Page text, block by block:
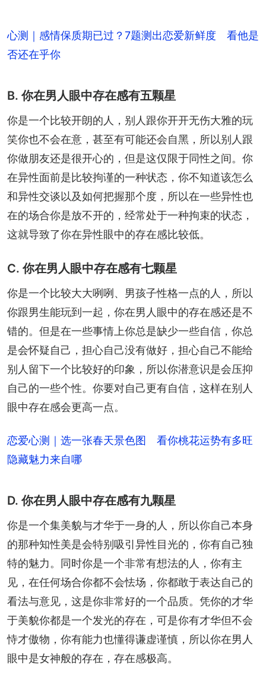
心测｜感情保质期已过？7题测出恋爱新鲜度 看他是
否还在乎你
B. 你在男人眼中存在感有五颗星
你是一个比较开朗的人，别人跟你开开无伤大雅的玩
笑你也不会在意，甚至有可能还会自黑，所以别人跟
你做朋友还是很开心的，但是这仅限于同性之间。你
在异性面前是比较拘谨的一种状态，你不知道该怎么
和异性交谈以及如何把握那个度，所以在一些异性也
在的场合你是放不开的，经常处于一种拘束的状态，
这就导致了你在异性眼中的存在感比较低。
C. 你在男人眼中存在感有七颗星
你是一个比较大大咧咧、男孩子性格一点的人，所以
你跟男生能玩到一起，你在男人眼中的存在感还是不
错的。但是在一些事情上你总是缺少一些自信，你总
是会怀疑自己，担心自己没有做好，担心自己不能给
别人留下一个比较好的印象，所以你潜意识是会压抑
自己的一些个性。你要对自己更有自信，这样在别人
眼中存在感会更高一点。
恋爱心测｜选一张春天景色图 看你桃花运势有多旺
隐藏魅力来自哪
D. 你在男人眼中存在感有九颗星
你是一个集美貌与才华于一身的人，所以你自己本身
的那种知性美是会特别吸引异性目光的，你有自己独
特的魅力。同时你是一个非常有想法的人，你有主
见，在任何场合你都不会怯场，你都敢于表达自己的
看法与意见，这是你非常好的一个品质。凭你的才华
于美貌你都是一个发光的存在，可是你有才华但不会
恃才傲物，你有能力也懂得谦虚谨慎，所以你在男人
眼中是女神般的存在，存在感极高。